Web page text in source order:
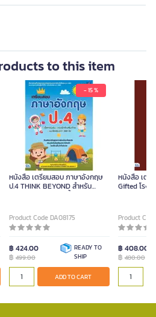
to this item
- 15 %
หนังสือ เตรียมสอบ ภาษาอังกฤษ
ป.4 THINK BEYOND สำหรับ
Product Code DA08175
฿ 424.00
฿ 499.00
READY TO
SHIP
ADD TO CART
หนังสือ เตรี
Gifted โรงเ
Product
฿ 408.00
฿480.00